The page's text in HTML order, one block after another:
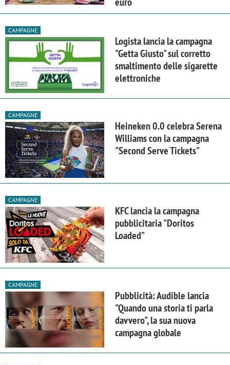
CAMPAGNE
Logista lancia la campagna
"Getta Giusto" sul corretto
smaltimento delle sigarette
elettroniche
CAMPAGNE
Heineken 0.0 celebra Serena
Williams con la campagna
"Second Serve Tickets"
CAMPAGNE
KFC lancia la campagna
pubblicitaria "Doritos
Loaded"
CAMPAGNE
Pubblicità: Audible lancia
"Quando una storia ti parla
davvero", la sua nuova
campagna globale